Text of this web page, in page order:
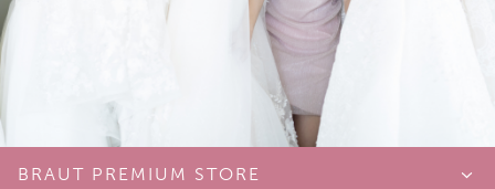
BRAUT PREMIUM STORE